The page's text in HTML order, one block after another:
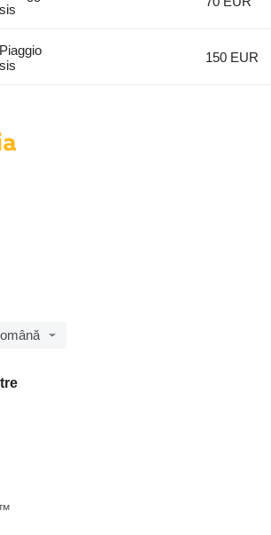
150 EUR
™